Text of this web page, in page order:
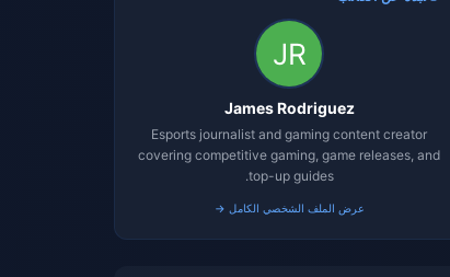
James Rodriguez
Esports journalist and gaming content creator
covering competitive gaming, game releases, and
top-up guides.
عرض الملف الشخصي الكامل →